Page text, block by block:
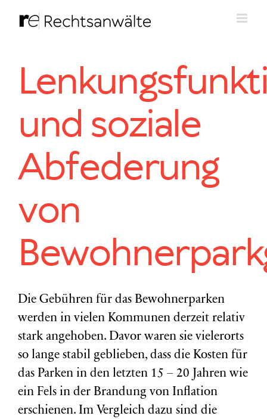
Inhalt
und soziale
Abfederung
von
Die Gebühren für das Bewohnerparken
werden in vielen Kommunen derzeit relativ
stark angehoben. Davor waren sie vielerorts
so lange stabil geblieben, dass die Kosten für
das Parken in den letzten 15 – 20 Jahren wie
ein Fels in der Brandung von Inflation
erschienen. Im Vergleich dazu sind die